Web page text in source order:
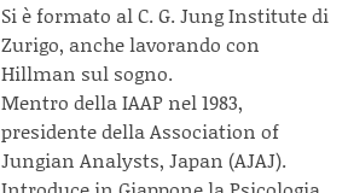
Si è formato al C. G. Jung Institute di
Zurigo, anche lavorando con
Hillman sul sogno.
Mentro della IAAP nel 1983,
presidente della Association of
Jungian Analysts, Japan (AJAJ).